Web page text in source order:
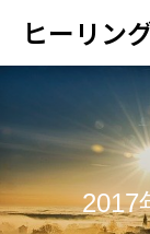
ヒーリン
2017